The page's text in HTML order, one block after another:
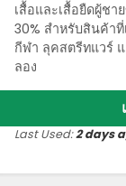
เสื้อและเสื้อยืดผู้ช
30% สําหรับสินค้า
กีฬา ลุคสตรีทแวร์
ลอง
Last Used:2 days